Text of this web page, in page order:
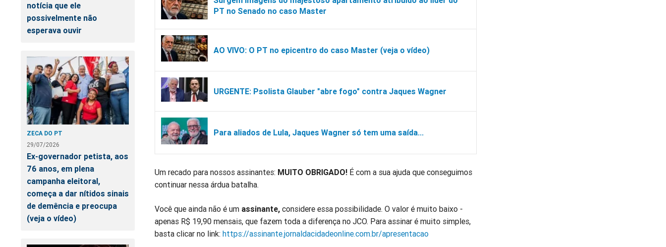
notícia que ele
possivelmente não
esperava ouvir
ZECA DO PT
29/07/2026
Ex-governador petista, aos
76 anos, em plena
campanha eleitoral,
começa a dar nítidos sinais
de demência e preocupa
(veja o vídeo)
PT no Senado no caso Master
AO VIVO: O PT no epicentro do caso Master (veja o vídeo)
URGENTE: Psolista Glauber "abre fogo" contra Jaques Wagner
Para aliados de Lula, Jaques Wagner só tem uma saída...
Um recado para nossos assinantes: MUITO OBRIGADO! É com a sua ajuda que conseguimos
continuar nessa árdua batalha.
Você que ainda não é um assinante, considere essa possibilidade. O valor é muito baixo -
apenas R$ 19,90 mensais, que fazem toda a diferença no JCO. Para assinar é muito simples,
basta clicar no link: https://assinante.jornaldacidadeonline.com.br/apresentacao